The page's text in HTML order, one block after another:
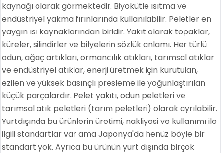
kaynağı olarak görmektedir. Biyokütle ısıtma ve
endüstriyel yakma fırınlarında kullanılabilir. Peletler en
yaygın ısı kaynaklarından biridir. Yakıt olarak topaklar,
küreler, silindirler ve bilyelerin sözlük anlamı. Her türlü
odun, ağaç artıkları, ormancılık atıkları, tarımsal atıklar
ve endüstriyel atıklar, enerji üretmek için kurutulan,
ezilen ve yüksek basınçlı presleme ile yoğunlaştırılan
küçük parçalardır. Pelet yakıtı, odun peletleri ve
tarımsal atık peletleri (tarım peletleri) olarak ayrılabilir.
Yurtdışında bu ürünlerin üretimi, nakliyesi ve kullanımı ile
ilgili standartlar var ama Japonya'da henüz böyle bir
standart yok. Ayrıca bu ürünün yurt dışında birçok